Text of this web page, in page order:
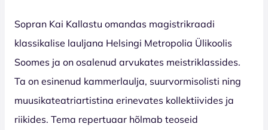
Sopran Kai Kallastu omandas magistrikraadi
klassikalise lauljana Helsingi Metropolia Ülikoolis
Soomes ja on osalenud arvukates meistriklassides.
Ta on esinenud kammerlaulja, suurvormisolisti ning
muusikateatriartistina erinevates kollektiivides ja
riikides. Tema repertuaar hõlmab teoseid